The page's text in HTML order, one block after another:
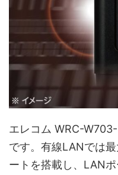
エレコム WRC-
です。有線LANでは
ートを搭載し、LAN